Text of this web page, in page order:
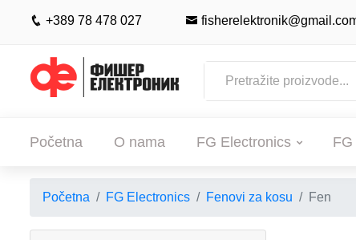
+389 78 478 027
Početna O nama FG Electronics
POČETNA
Početna FG Electronics Fenovi za kosu Fen